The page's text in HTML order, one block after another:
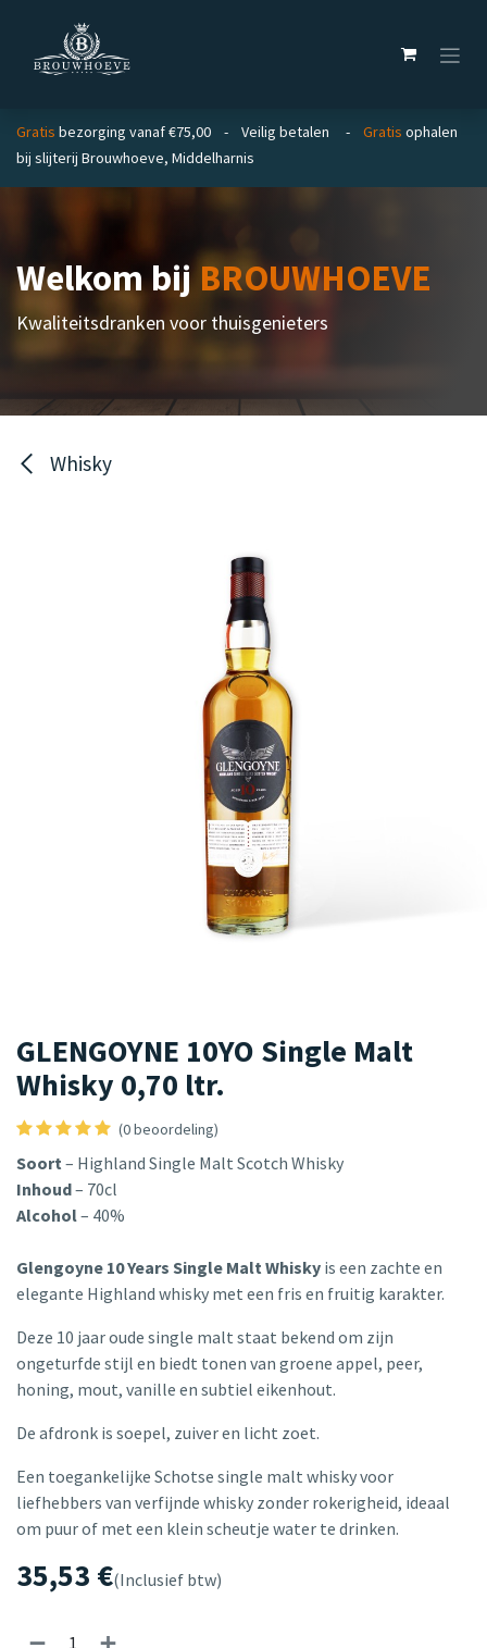
Gratis bezorging vanaf €75,00 - Veilig betalen - Gratis ophalen
bij slijterij Brouwhoeve, Middelharnis
Welkom bijBROUWHOEVE
Kwaliteitsdranken voor thuisgenieters
Whisky
GLENGOYNE 10YO Single Malt
Whisky 0,70 ltr.
(0 beoordeling)
Soort– Highland Single Malt Scotch Whisky
Inhoud– 70cl
Alcohol– 40%
Glengoyne 10 Years Single Malt Whisky is een zachte en
elegante Highland whisky met een fris en fruitig karakter.
Deze 10 jaar oude single malt staat bekend om zijn
ongeturfde stijl en biedt tonen van groene appel, peer,
honing, mout, vanille en subtiel eikenhout.
De afdronk is soepel, zuiver en licht zoet.
Een toegankelijke Schotse single malt whisky voor
liefhebbers van verfijnde whisky zonder rokerigheid, ideaal
om puur of met een klein scheutje water te drinken.
35,53 €(Inclusief btw)